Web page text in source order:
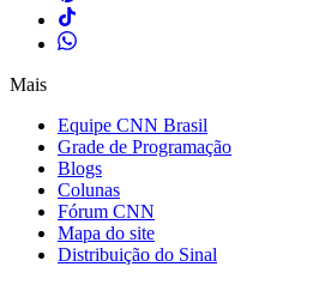
Mais
Equipe CNN Brasil
Grade de Programação
Blogs
Colunas
Fórum CNN
Mapa do site
Distribuição do Sinal